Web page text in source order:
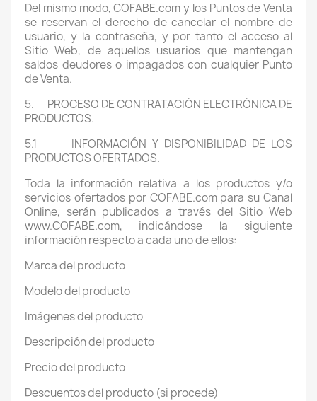
Del mismo modo, COFABE.com y los Puntos de Venta
se reservan el derecho de cancelar el nombre de
usuario, y la contraseña, y por tanto el acceso al
Sitio Web, de aquellos usuarios que mantengan
saldos deudores o impagados con cualquier Punto
de Venta.
5. PROCESO DE CONTRATACIÓN ELECTRÓNICA DE
PRODUCTOS.
5.1 INFORMACIÓN Y DISPONIBILIDAD DE LOS
PRODUCTOS OFERTADOS.
Toda la información relativa a los productos y/o
servicios ofertados por COFABE.com para su Canal
Online, serán publicados a través del Sitio Web
www.COFABE.com, indicándose la siguiente
información respecto a cada uno de ellos:
Marca del producto
Modelo del producto
Imágenes del producto
Descripción del producto
Precio del producto
Descuentos del producto (si procede)